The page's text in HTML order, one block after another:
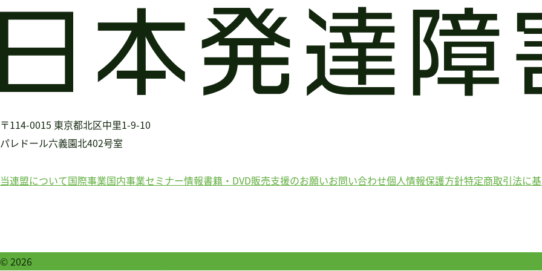
〒114-0015 東京都北区中里1-9-10
パレドール六義園北402号室
当連盟について国際事業国内事業セミナー情報書籍・DVD販売支援のお願いお問い合わせ個人情報保護方針特定商取引法に
© 2026